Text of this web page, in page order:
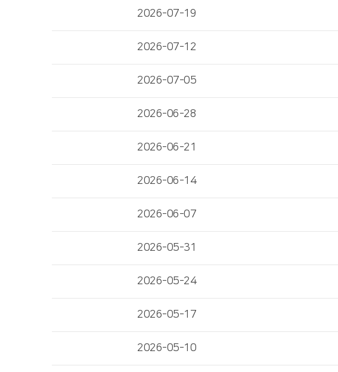
2026-07-19
2026-07-12
2026-07-05
2026-06-28
2026-06-21
2026-06-14
2026-06-07
2026-05-31
2026-05-24
2026-05-17
2026-05-10